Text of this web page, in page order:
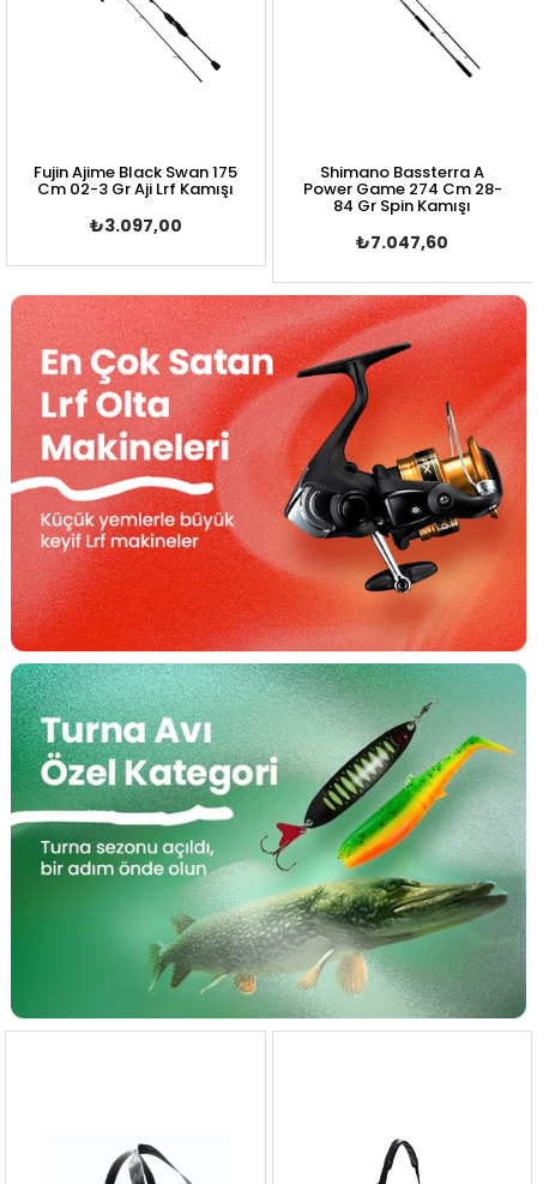
Shimano Bassterra A
Power Game 274 Cm 28-
Shimano Bassterra A
Power Game 274 Cm 21-
56 Gr Spin Kamışı
₺6.787,20